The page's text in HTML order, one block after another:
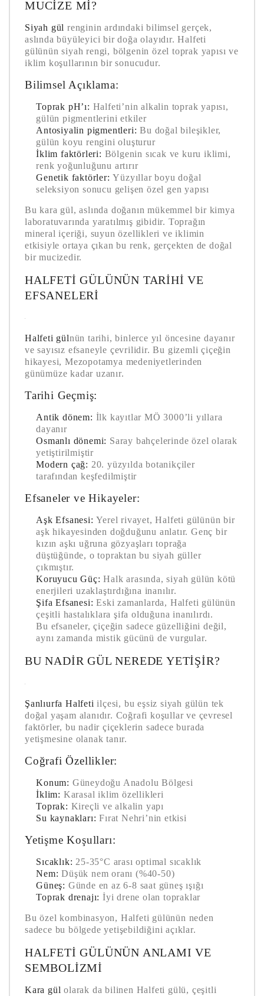
MUCIZE MI?
Siyah gül renginin ardındaki bilimsel gerçek,
aslında büyüleyici bir doğa olayıdır. Halfeti
gülünün siyah rengi, bölgenin özel toprak yapısı ve
iklim koşullarının bir sonucudur.
Bilimsel Açıklama:
Toprak pH’ı: Halfeti’nin alkalin toprak yapısı,
gülün pigmentlerini etkiler
Antosiyalin pigmentleri: Bu doğal bileşikler,
gülün koyu rengini oluşturur
İklim faktörleri: Bölgenin sıcak ve kuru iklimi,
renk yoğunluğunu artırır
Genetik faktörler: Yüzyıllar boyu doğal
seleksiyon sonucu gelişen özel gen yapısı
Bu kara gül, aslında doğanın mükemmel bir kimya
laboratuvarında yaratılmış gibidir. Toprağın
mineral içeriği, suyun özellikleri ve iklimin
etkisiyle ortaya çıkan bu renk, gerçekten de doğal
bir mucizedir.
HALFETI GÜLÜNÜN TARIHI VE
EFSANELERI
Halfeti gülnün tarihi, binlerce yıl öncesine dayanır
ve sayısız efsaneyle çevrilidir. Bu gizemli çiçeğin
hikayesi, Mezopotamya medeniyetlerinden
günümüze kadar uzanır.
Tarihi Geçmiş:
Antik dönem: İlk kayıtlar MÖ 3000’li yıllara
dayanır
Osmanlı dönemi: Saray bahçelerinde özel olarak
yetiştirilmiştir
Modern çağ: 20. yüzyılda botanikçiler
tarafından keşfedilmiştir
Efsaneler ve Hikayeler:
Aşk Efsanesi: Yerel rivayet, Halfeti gülünün bir
aşk hikayesinden doğduğunu anlatır. Genç bir
kızın aşkı uğruna gözyaşları toprağa
düştüğünde, o topraktan bu siyah güller
çıkmıştır.
Koruyucu Güç: Halk arasında, siyah gülün kötü
enerjileri uzaklaştırdığına inanılır.
Şifa Efsanesi: Eski zamanlarda, Halfeti gülünün
çeşitli hastalıklara şifa olduğuna inanılırdı.
Bu efsaneler, çiçeğin sadece güzelliğini değil,
aynı zamanda mistik gücünü de vurgular.
BU NADIR GÜL NEREDE YETIŞIR?
Şanlıurfa Halfeti ilçesi, bu eşsiz siyah gülün tek
doğal yaşam alanıdır. Coğrafi koşullar ve çevresel
faktörler, bu nadir çiçeklerin sadece burada
yetişmesine olanak tanır.
Coğrafi Özellikler:
Konum: Güneydoğu Anadolu Bölgesi
İklim: Karasal iklim özellikleri
Toprak: Kireçli ve alkalin yapı
Su kaynakları: Fırat Nehri’nin etkisi
Yetişme Koşulları:
Sıcaklık: 25-35°C arası optimal sıcaklık
Nem: Düşük nem oranı (%40-50)
Güneş: Günde en az 6-8 saat güneş ışığı
Toprak drenajı: İyi drene olan topraklar
Bu özel kombinasyon, Halfeti gülünün neden
sadece bu bölgede yetişebildiğini açıklar.
HALFETI GÜLÜNÜN ANLAMI VE
SEMBOLIZMI
Kara gül olarak da bilinen Halfeti gülü, çeşitli